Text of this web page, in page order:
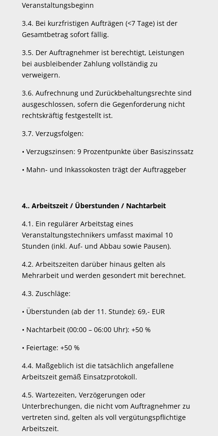
Veranstaltungsbeginn
3.4. Bei kurzfristigen Aufträgen (<7 Tage) ist der
Gesamtbetrag sofort fällig.
3.5. Der Auftragnehmer ist berechtigt, Leistungen
bei ausbleibender Zahlung vollständig zu
verweigern.
3.6. Aufrechnung und Zurückbehaltungsrechte sind
ausgeschlossen, sofern die Gegenforderung nicht
rechtskräftig festgestellt ist.
3.7. Verzugsfolgen:
• Verzugszinsen: 9 Prozentpunkte über Basiszinssatz
• Mahn- und Inkassokosten trägt der Auftraggeber
4.. Arbeitszeit / Überstunden / Nachtarbeit
4.1. Ein regulärer Arbeitstag eines
Veranstaltungstechnikers umfasst maximal 10
Stunden (inkl. Auf- und Abbau sowie Pausen).
4.2. Arbeitszeiten darüber hinaus gelten als
Mehrarbeit und werden gesondert mit berechnet.
4.3. Zuschläge:
• Überstunden (ab der 11. Stunde): 69,- EUR
• Nachtarbeit (00:00 – 06:00 Uhr): +50 %
• Feiertage: +50 %
4.4. Maßgeblich ist die tatsächlich angefallene
Arbeitszeit gemäß Einsatzprotokoll.
4.5. Wartezeiten, Verzögerungen oder
Unterbrechungen, die nicht vom Auftragnehmer zu
vertreten sind, gelten als voll vergütungspflichtige
Arbeitszeit.